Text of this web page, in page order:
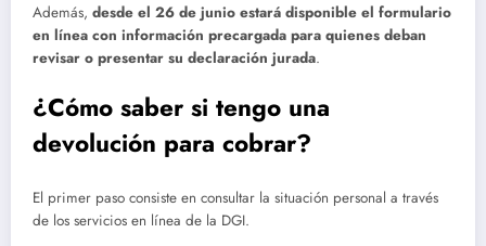
Además, desde el 26 de junio estará disponible el formulario
en línea con información precargada para quienes deban
revisar o presentar su declaración jurada.
¿Cómo saber si tengo una
devolución para cobrar?
El primer paso consiste en consultar la situación personal a través
de los servicios en línea de la DGI.